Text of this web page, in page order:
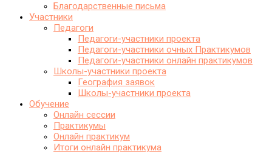
Благодарственные письма
Участники
Педагоги
Педагоги-участники проекта
Педагоги-участники очных Практикумов
Педагоги-участники онлайн практикумов
Школы-участники проекта
География заявок
Школы-участники проекта
Обучение
Онлайн сессии
Практикумы
Онлайн практикум
Итоги онлайн практикума